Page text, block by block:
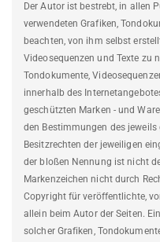
Der Autor ist bestrebt, in allen
verwendeten Grafiken,
beachten, von ihm selbst
Videosequenzen und Texte zu
Tondokumente,
innerhalb des
geschützten Marken - und
den Bestimmungen des
Besitzrechten der jeweiligen
der bloßen Nennung ist nicht
Markenzeichen nicht durch
Copyright für veröffentlichte,
allein beim Autor der Seiten.
solcher Grafiken,